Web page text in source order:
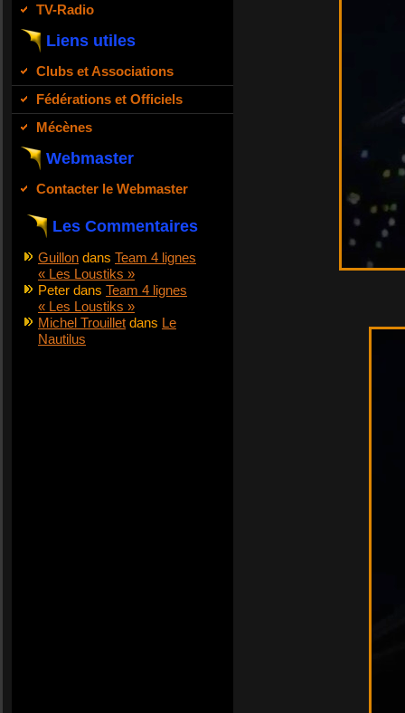
TV-Radio
Liens utiles
Clubs et Associations
Fédérations et Officiels
Mécènes
Webmaster
Contacter le Webmaster
Les Commentaires
Guillon dans Team 4 lignes
« Les Loustiks »
Peter dans Team 4 lignes
« Les Loustiks »
Michel Trouillet dans Le
Nautilus